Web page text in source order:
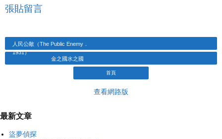
張貼留言
人民公敵（The Public Enemy．
1931）
金之國水之國
首頁
查看網路版
最新文章
盜夢偵探